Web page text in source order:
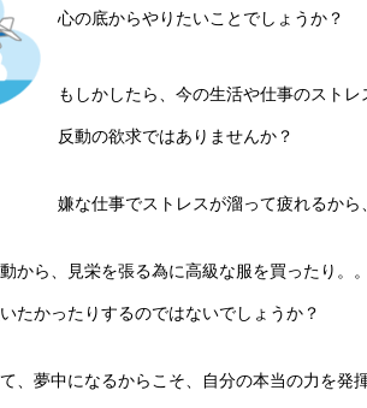
心の底からやりたいことでしょうか？
もしかしたら、今の生活や仕事のストレ
反動の欲求ではありませんか？
嫌な仕事でストレスが溜って疲れるから
から、見栄を張る為に高級な服を買ったり。。
たかったりするのではないでしょうか？
、夢中になるからこそ、自分の本当の力を発